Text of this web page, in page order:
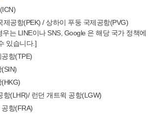
제공항(PEK) / 상하이 푸둥 국제공항(PVG)
는 LINE이나 SNS, Google 은 해당 국가 정책에
있습니다.]
항(TPE)
항(LHR)/ 런던 개트윅 공항(LGW)
항(FRA)